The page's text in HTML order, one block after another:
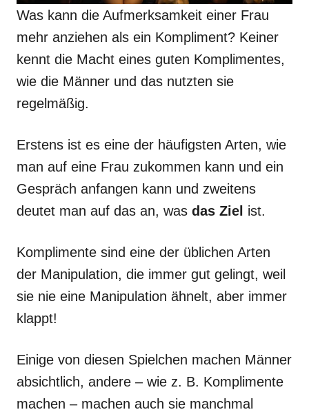
Was kann die Aufmerksamkeit einer Frau
mehr anziehen als ein Kompliment? Keiner
kennt die Macht eines guten Komplimentes,
wie die Männer und das nutzten sie
regelmäßig.
Erstens ist es eine der häufigsten Arten, wie
man auf eine Frau zukommen kann und ein
Gespräch anfangen kann und zweitens
deutet man auf das an, was das Ziel ist.
Komplimente sind eine der üblichen Arten
der Manipulation, die immer gut gelingt, weil
sie nie eine Manipulation ähnelt, aber immer
klappt!
Einige von diesen Spielchen machen Männer
absichtlich, andere – wie z. B. Komplimente
machen – machen auch sie manchmal